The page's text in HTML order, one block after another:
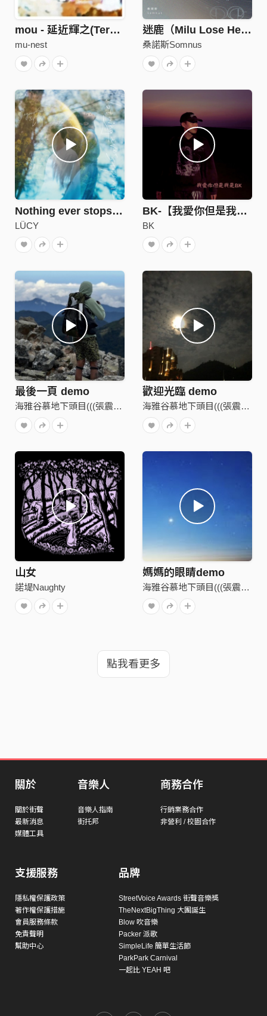
mou - 延近輝之(Teruyuki Nobuchika)
mu-nest
迷鹿（Milu Lose Her Way）
桑諾斯Somnus
Nothing ever stops me
LÜCY
BK-【我愛你但是我是BK】audio
BK
最後一頁 demo
海雅谷慕地下頭目(((張震嶽)))
歡迎光臨 demo
海雅谷慕地下頭目(((張震嶽)))
山女
諾堤Naughty
媽媽的眼睛demo
海雅谷慕地下頭目(((張震嶽)))
點我看更多
關於
關於街聲
最新消息
媒體工具
音樂人
音樂人指南
街托邦
商務合作
行銷業務合作
非營利 / 校園合作
支援服務
隱私權保護政策
著作權保護措施
會員服務條款
免責聲明
幫助中心
品牌
StreetVoice Awards 街聲音樂獎
TheNextBigThing 大團誕生
Blow 吹音樂
Packer 派歌
SimpleLife 簡單生活節
ParkPark Carnival
一起比 YEAH 吧